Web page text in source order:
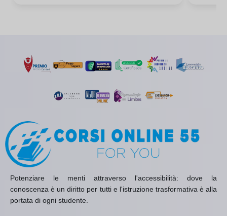
Potenziare le menti attraverso l'accessibilità: dove la
conoscenza è un diritto per tutti e l'istruzione trasformativa è alla
portata di ogni studente.